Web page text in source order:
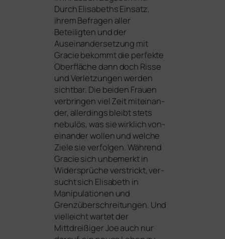
Durch Elisabeths Einsatz,
ihrem Befragen aller
Beteiligten und der
Auseinandersetzung mit
Gracie bekommt die per­fek­te
Oberfläche dann doch Risse
und Verletzungen wer­den
sicht­bar. Die bei­den Frauen
ver­brin­gen viel Zeit mit­ein­an­
der, aller­dings bleibt stets
nebu­lös, was sie wirk­lich von­
ein­an­der wol­len und wel­che
Ziele sie ver­fol­gen. Während
Gracie sich unbe­merkt in
Widersprüche ver­strickt, ver­
sucht sich Elisabeth in
Manipulationen und
Grenzüberschreitungen. Und
viel­leicht war­tet der
Mittdreißiger Joe auch nur